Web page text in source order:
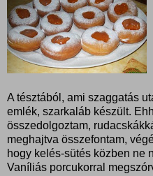
A tésztából, ami szaggatás
emlék, szarkaláb készült.
összedolgoztam,
meghajtva összefontam,
hogy kelés-sütés közben ne
Vaníliás porcukorral